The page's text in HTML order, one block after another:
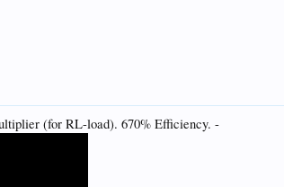
(for RL-load). 670% Efficiency. -